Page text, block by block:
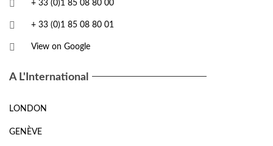
+ 33 (0)1 85 08 80 00
+ 33 (0)1 85 08 80 01
View on Google
A L'International
LONDON
GENÈVE